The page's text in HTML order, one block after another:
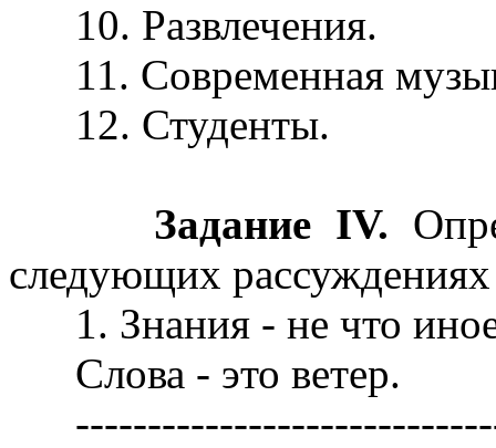
10. Развлечения.
11. Современная
12. Студенты.
Задание IV.
следующих
1. Знания - не что
Слова - это ветер.